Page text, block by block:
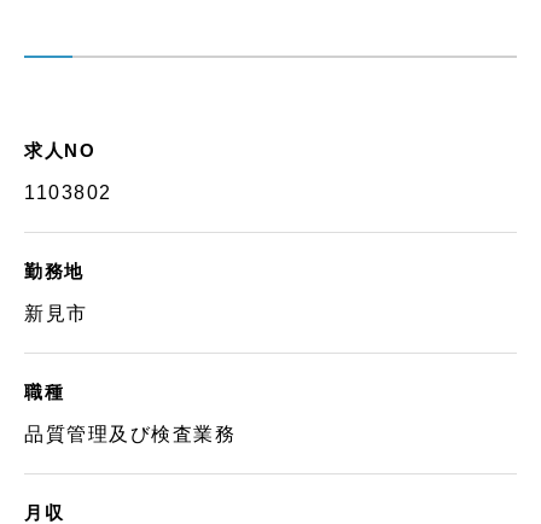
求人NO
1103802
勤務地
新見市
職種
品質管理及び検査業務
月収